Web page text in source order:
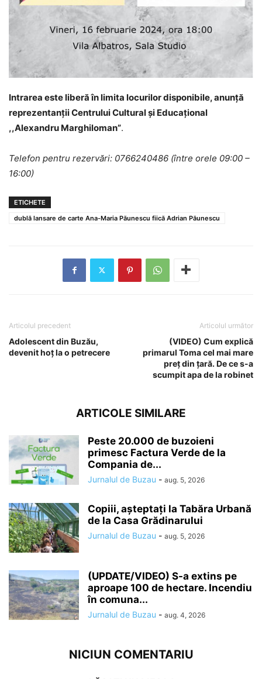
Intrarea este liberă în limita locurilor disponibile, anunță
reprezentanții Centrului Cultural și Educațional
,,Alexandru Marghiloman”.
Telefon pentru rezervări: 0766240486 (între orele 09:00 –
16:00)
ETICHETE
dublă lansare de carte Ana-Maria Păunescu fiică Adrian Păunescu
Articolul precedent
Adolescent din Buzău,
devenit hoț la o petrecere
Articolul următor
(VIDEO) Cum explică
primarul Toma cel mai mare
preț din țară. De ce s-a
scumpit apa de la robinet
ARTICOLE SIMILARE
Peste 20.000 de buzoieni
primesc Factura Verde de la
Compania de...
Jurnalul de Buzau - aug. 5, 2026
Copiii, așteptați la Tabăra Urbană
de la Casa Grădinarului
Jurnalul de Buzau - aug. 5, 2026
(UPDATE/VIDEO) S-a extins pe
aproape 100 de hectare. Incendiu
în comuna...
Jurnalul de Buzau - aug. 4, 2026
NICIUN COMENTARIU